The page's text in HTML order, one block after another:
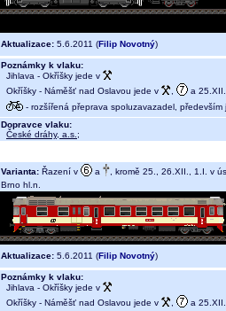
Aktualizace: 5.6.2011 (Filip Novotný)
Poznámky k vlaku:
Jihlava - Okříšky jede v
Okříšky - Náměšť nad Oslavou jede v
a
- rozšířená přeprava spoluzavazadel, především
Dopravce vlaku:
České dráhy, a.s. ;
Varianta: Řazení v a
, kromě 25., 26.XII., 1.I. v
Brno hl.n.
Aktualizace: 5.6.2011 (Filip Novotný)
Poznámky k vlaku:
Jihlava - Okříšky jede v
Okříšky - Náměšť nad Oslavou jede v
a